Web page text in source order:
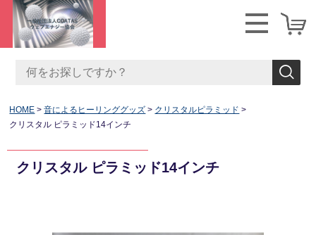
HOME 音によるヒーリンググッズ
クリスタルピラミッド
クリスタル ピラミッド14インチ
クリスタル ピラミッド14インチ